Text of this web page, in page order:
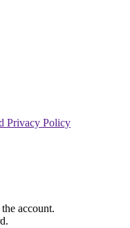
Privacy Policy
account.